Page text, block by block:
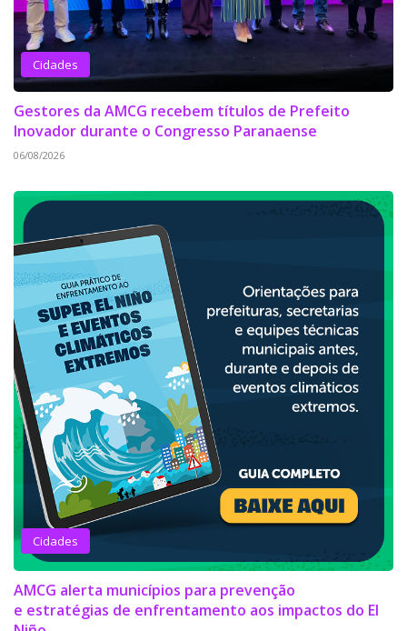
Cidades
Gestores da AMCG recebem títulos de Prefeito
Inovador durante o Congresso Paranaense
06/08/2026
Cidades
AMCG alerta municípios para prevenção
e estratégias de enfrentamento aos impactos do El